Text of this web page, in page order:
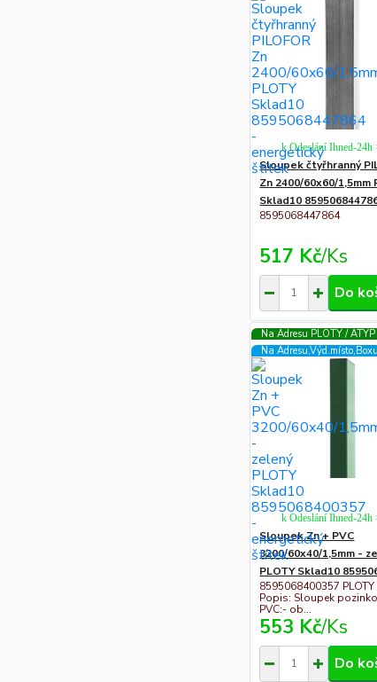
Sloupek čtyřhranný
Zn 2400/60x60/1,5mm
Sklad10
8595068447864
517 Kč/Ks
k Odeslání Ihned-24h
Do
Na Adresu PLOTY / ATYP
Na Adresu,Výd.místo,Boxu
Sloupek Zn + PVC
3200/60x40/1,5mm -
PLOTY Sklad10
8595068400357
Popis: Sloupek
PVC:- ob...
553 Kč/Ks
k Odeslání Ihned-24h
Do